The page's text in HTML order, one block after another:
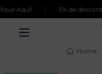
Aqui! 5% de
Home